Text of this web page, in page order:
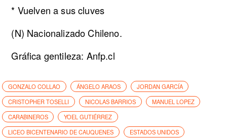
* Vuelven a sus cluves
(N) Nacionalizado Chileno.
Gráfica gentileza: Anfp.cl
GONZALO COLLAO ÁNGELO ARAOS
JORDAN GARCÍA
CRISTOPHER TOSELLI
NICOLAS BARRIOS
MANUEL LOPEZ
CARABINEROS
YOEL GUTIÉRREZ
LICEO BICENTENARIO DE CAUQUENES
ESTADOS UNIDOS